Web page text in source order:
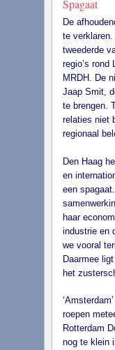
Spagaat
De
te
tweederde
regio’s rond
MRDH. De
Jaap Smit,
te brengen.
relaties niet
regionaal
Den Haag
en
een
haar
industrie en
we vooral
Daarmee
het
roepen
Rotterdam
nog te klein